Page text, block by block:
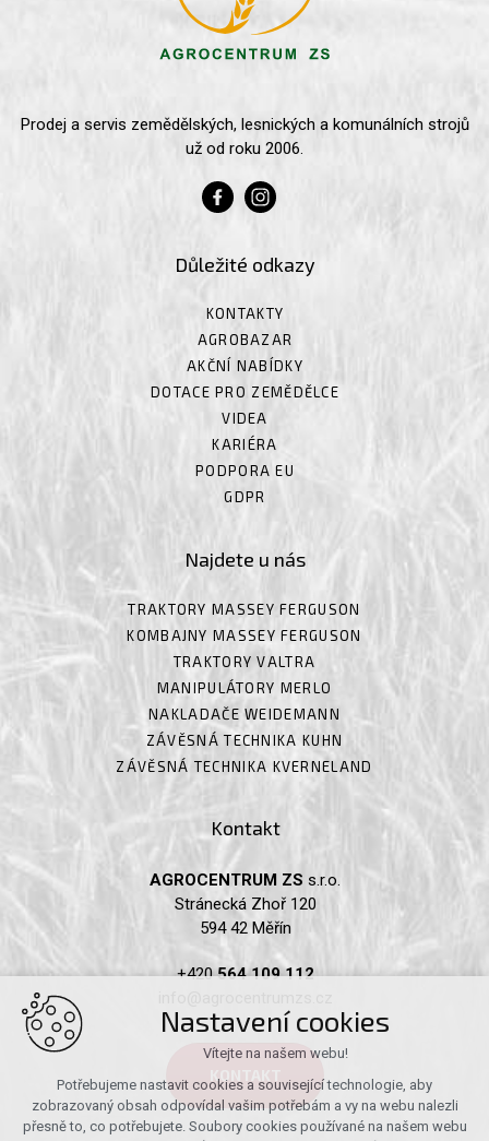
Prodej a servis zemědělských, lesnických a komunálních strojů
už od roku 2006.
Důležité odkazy
KONTAKTY
AGROBAZAR
AKČNÍ NABÍDKY
DOTACE PRO ZEMĚDĚLCE
VIDEA
KARIÉRA
PODPORA EU
GDPR
Najdete u nás
TRAKTORY MASSEY FERGUSON
KOMBAJNY MASSEY FERGUSON
TRAKTORY VALTRA
MANIPULÁTORY MERLO
NAKLADAČE WEIDEMANN
ZÁVĚSNÁ TECHNIKA KUHN
ZÁVĚSNÁ TECHNIKA KVERNELAND
Kontakt
AGROCENTRUM ZS s.r.o.
Stránecká Zhoř 120
594 42 Měřín
+420564 109 112
KONTAKT
Nastavení cookies
Vítejte na našem webu!
Potřebujeme nastavit cookies a související technologie, aby
zobrazovaný obsah odpovídal vašim potřebám a vy na webu nalezli
přesně to, co potřebujete. Soubory cookies používané na našem webu